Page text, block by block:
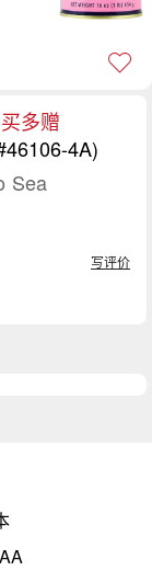
多赠
4A)
Sea
写评价